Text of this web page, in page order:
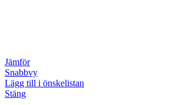
Jämför
Snabbvy
Lägg till i önskelistan
Stäng